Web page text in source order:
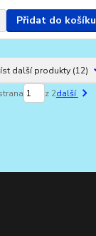
Přidat do košíku
další produkty (12)
z 2další